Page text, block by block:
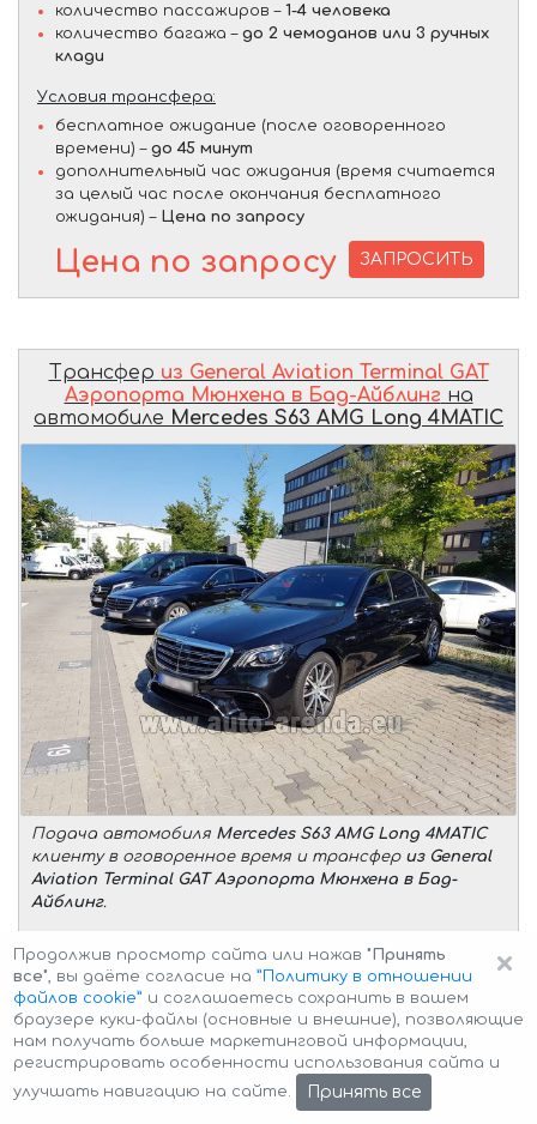
количество пассажиров – 1-4 человека
количество багажа – до 2 чемоданов или 3 ручных
клади
Условия трансфера:
бесплатное ожидание (после оговоренного
времени) – до 45 минут
дополнительный час ожидания (время считается
за целый час после окончания бесплатного
ожидания) – Цена по запросу
Цена по запросу ЗАПРОСИТЬ
Трансфер из General Aviation Terminal GAT
Аэропорта Мюнхена в Бад-Айблинг на
автомобиле Mercedes S63 AMG Long 4MATIC
Подача автомобиля Mercedes S63 AMG Long 4MATIC
клиенту в оговоренное время и трансфер из General
Aviation Terminal GAT Аэропорта Мюнхена в Бад-
Айблинг.
количество пассажиров – 1-3 человека
количество багажа –до 2 чемоданов или 3 ручных
клади
Условия трансфера:
бесплатное ожидание (после оговоренного
×
Продолжив просмотр сайта или нажав "Принять
все", вы даёте согласие на ”Политику в отношении
файлов cookie” и соглашаетесь сохранить в вашем
браузере куки-файлы (основные и внешние), позволяющие
нам получать больше маркетинговой информации,
регистрировать особенности использования сайта и
улучшать навигацию на сайте.
Принять все